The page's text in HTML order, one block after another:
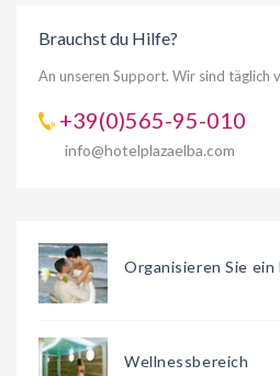
Brauchst du Hilfe?
An unseren Support. Wir sind täglich
+39(0)565-95-010
info@hotelplazaelba.com
Organisieren Sie ein
Wellnessbereich